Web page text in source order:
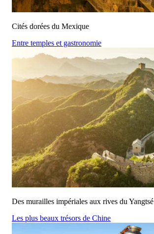
Cités dorées du Mexique
Entre temples et gastronomie
Des murailles impériales aux rives du Yangtsé
Les plus beaux trésors de Chine